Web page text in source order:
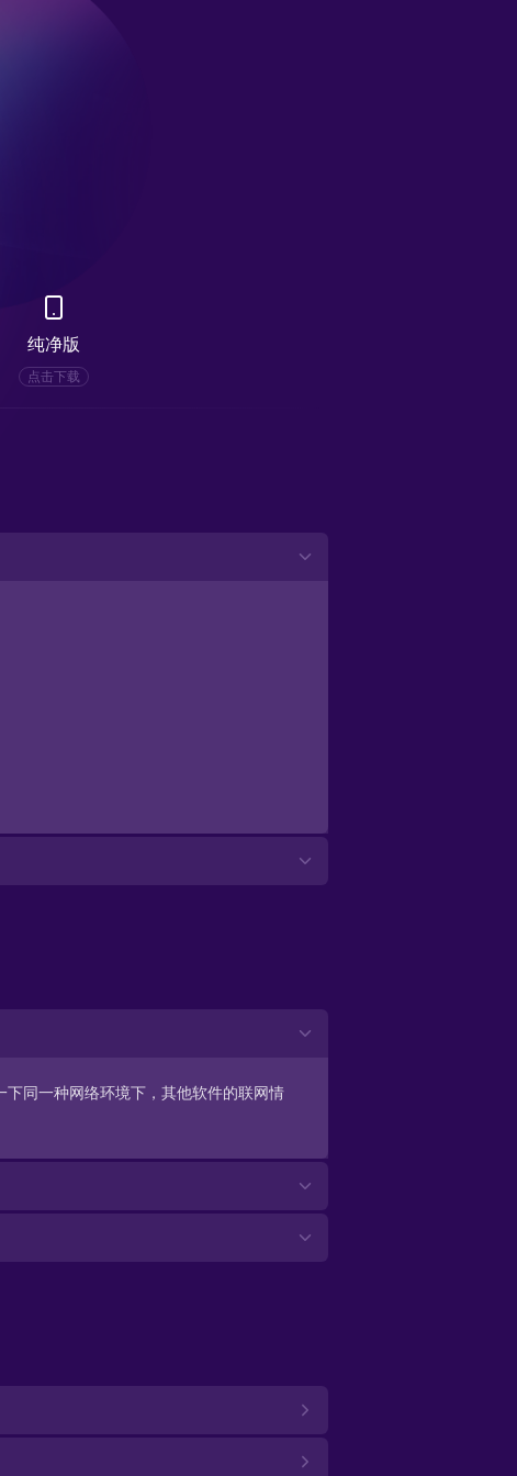
纯净版
点击下载
同一种网络环境下，其他软件的联网情